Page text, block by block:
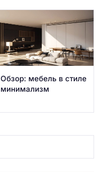
Обзор: мебель в стиле
минимализм